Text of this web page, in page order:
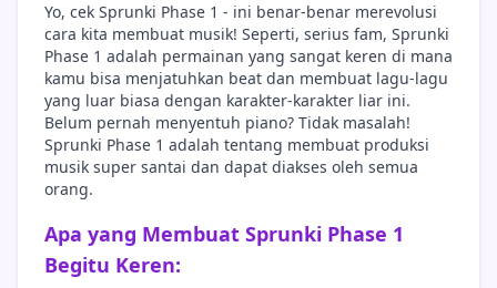
Yo, cek Sprunki Phase 1 - ini benar-benar merevolusi
cara kita membuat musik! Seperti, serius fam, Sprunki
Phase 1 adalah permainan yang sangat keren di mana
kamu bisa menjatuhkan beat dan membuat lagu-lagu
yang luar biasa dengan karakter-karakter liar ini.
Belum pernah menyentuh piano? Tidak masalah!
Sprunki Phase 1 adalah tentang membuat produksi
musik super santai dan dapat diakses oleh semua
orang.
Apa yang Membuat Sprunki Phase 1
Begitu Keren: